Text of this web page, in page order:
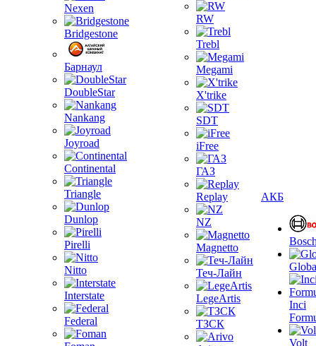
Nexen
Bridgestone
Барнаул
DoubleStar
Nankang
Joyroad
Continental
Triangle
Dunlop
Pirelli
Nitto
Interstate
Federal
RW
Trebl
Megami
X'trike
SDT
iFree
ГАЗ
Replay
NZ
Magnetto
Теч-Лайн
LegeArtis
ТЗСК
АКБ
Inci
Volt